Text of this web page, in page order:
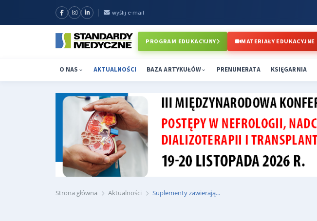
wyślij e-mail
PROGRAM EDUKACYJNY MATERIAŁY EDUKACYJNE
O NAS AKTUALNOŚCI BAZA ARTYKUŁÓW PRENUMERATA KSIĘGARNIA
Strona główna Aktualności Suplementy zawierają...